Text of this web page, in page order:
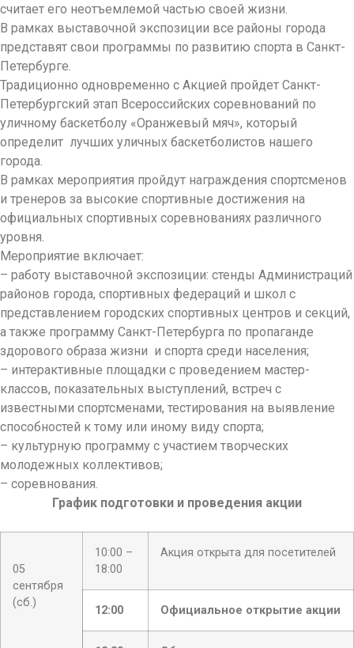
считает его неотъемлемой частью своей жизни.
В рамках выставочной экспозиции все районы города
представят свои программы по развитию спорта в Санкт-
Петербурге.
Традиционно одновременно с Акцией пройдет Санкт-
Петербургский этап Всероссийских соревнований по
уличному баскетболу «Оранжевый мяч», который
определит лучших уличных баскетболистов нашего
города.
В рамках мероприятия пройдут награждения спортсменов
и тренеров за высокие спортивные достижения на
официальных спортивных соревнованиях различного
уровня.
Мероприятие включает:
– работу выставочной экспозиции: стенды Администраций
районов города, спортивных федераций и школ с
представлением городских спортивных центров и секций,
а также программу Санкт-Петербурга по пропаганде
здорового образа жизни и спорта среди населения;
– интерактивные площадки с проведением мастер-
классов, показательных выступлений, встреч с
известными спортсменами, тестирования на выявление
способностей к тому или иному виду спорта;
– культурную программу с участием творческих
молодежных коллективов;
– соревнования.
График подготовки и проведения акции
05
сентября
(сб.)
10:00 –
18:00
Акция открыта для посетителей
12:00 Официальное открытие акции